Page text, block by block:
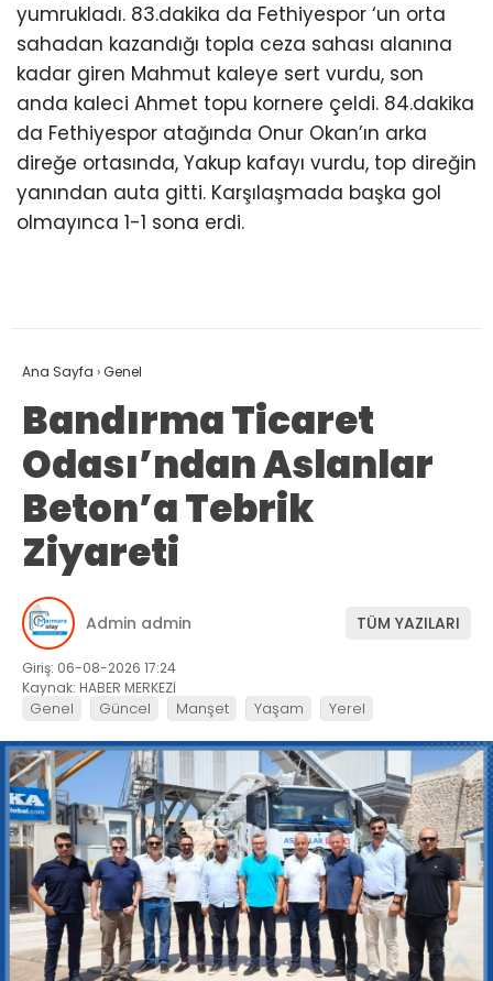
yumrukladı. 83.dakika da Fethiyespor ‘un orta
sahadan kazandığı topla ceza sahası alanına
kadar giren Mahmut kaleye sert vurdu, son
anda kaleci Ahmet topu kornere çeldi. 84.dakika
da Fethiyespor atağında Onur Okan’ın arka
direğe ortasında, Yakup kafayı vurdu, top direğin
yanından auta gitti. Karşılaşmada başka gol
olmayınca 1-1 sona erdi.
Ana Sayfa ›Genel
Bandırma Ticaret
Odası’ndan Aslanlar
Beton’a Tebrik
Ziyareti
Admin admin TÜM YAZILARI
Giriş: 06-08-2026 17:24
Kaynak: HABER MERKEZİ
Genel Güncel Manşet Yaşam Yerel